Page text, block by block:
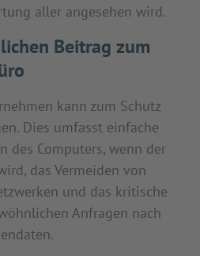
aller angesehen wird.
Beitrag zum
kann zum Schutz
Dies umfasst einfache
des Computers, wenn der
das Vermeiden von
und das kritische
Anfragen nach